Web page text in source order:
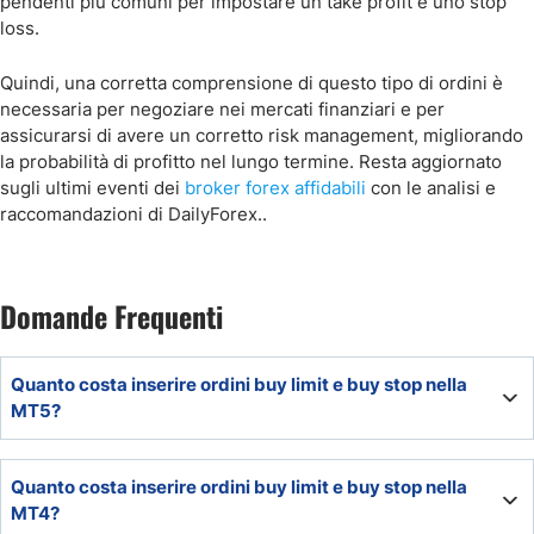
loss.
Quindi, una corretta comprensione di questo tipo di ordini è
necessaria per negoziare nei mercati finanziari e per
assicurarsi di avere un corretto risk management, migliorando
la probabilità di profitto nel lungo termine. Resta aggiornato
sugli ultimi eventi dei broker forex affidabili con le analisi e
raccomandazioni di DailyForex..
Domande Frequenti
Quanto costa inserire ordini buy limit e buy stop nella
MT5?
modificare il classico ordine di mercato in un buy limit o
buy stop order e il trader dovrà pagare solamente le
Quanto costa inserire ordini buy limit e buy stop nella
MT4?